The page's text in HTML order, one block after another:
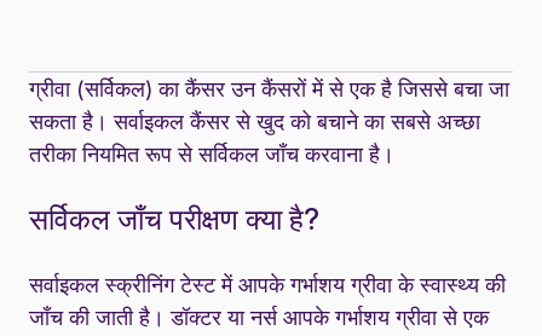
ग्रीवा (सर्विकल) का कैंसर उन कैंसरों में से एक है जिससे बचा जा
सकता है। सर्वाइकल कैंसर से खुद को बचाने का सबसे अच्छा
तरीका नियमित रूप से सर्विकल जाँच करवाना है।
सर्विकल जाँच परीक्षण क्या है?
सर्वाइकल स्क्रीनिंग टेस्ट में आपके गर्भाशय ग्रीवा के स्वास्थ्य की
जाँच की जाती है। डॉक्टर या नर्स आपके गर्भाशय ग्रीवा से एक